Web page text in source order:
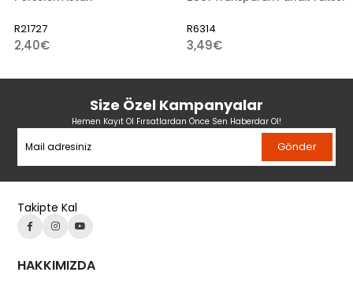
R21727
2,40€
R6314
3,49€
Size Özel Kampanyalar
Hemen Kayıt Ol Fırsatlardan Önce Sen Haberdar Ol!
Gönder
Takipte Kal
HAKKIMIZDA